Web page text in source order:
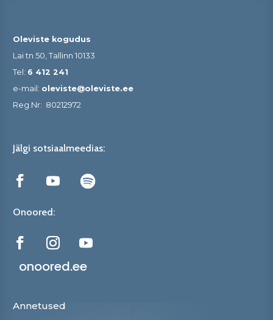
Oleviste kogudus
Lai tn 50, Tallinn 10133
Tel: 6 412 241
e-mail: oleviste@oleviste.ee
Reg.Nr: 80212972
Jälgi sotsiaalmeedias:
Onoored:
onoored.ee
Annetused